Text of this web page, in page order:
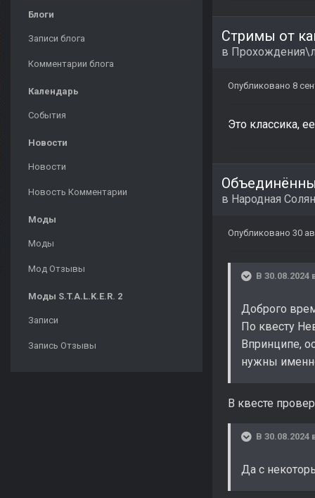
Блоги
Записи блога
Комментарии блога
Календарь
События
Новости
Новости
Новость Комментарии
Моды
Моды
Мод Отзывы
Моды S.T.A.L.K.E.R. 2
Записи
Запись Отзывы
Стримы от
в
Опубликовано 8
Это классика,
в Народная
Опубликовано 30
В 30.08.2024
Доброго
По квесту
Впринципе,
нужны
В квесте
В 30.08.2024
Да с